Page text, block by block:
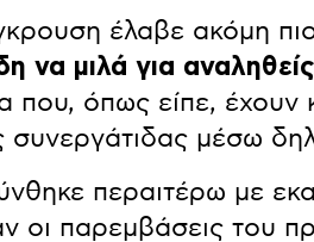
έλαβε ακόμη
να μιλά για
που, όπως είπε, έχουν
μέσω
περαιτέρω με
οι παρεμβάσεις του